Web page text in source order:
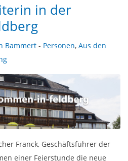
in der
Bammert - Personen, Aus den
Franck, Geschäftsführer der
einer Feierstunde die neue